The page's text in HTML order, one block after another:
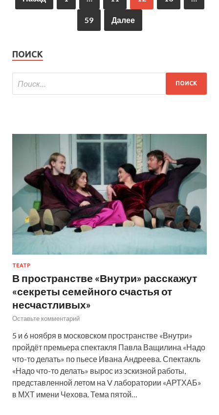
59 Далее
ПОИСК
ТЕАТР
В пространстве «Внутри» расскажут
«секреты семейного счастья от
несчастливых»
Оставьте комментарий
5 и 6 ноября в московском пространстве «Внутри»
пройдёт премьера спектакля Павла Ващилина «Надо
что-то делать» по пьесе Ивана Андреева. Спектакль
«Надо что-то делать» вырос из эскизной работы,
представленной летом на V лаборатории «АРТХАБ»
в МХТ имени Чехова. Тема пятой…